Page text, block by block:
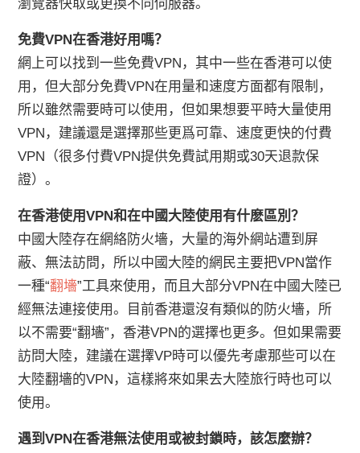
瀏覽器快取或更換不同伺服器。
免費VPN在香港好用嗎？
網上可以找到一些免費VPN，其中一些在香港可以使
用，但大部分免費VPN在用量和速度方面都有限制，
所以雖然需要時可以使用，但如果想要平時大量使用
VPN，建議還是選擇那些更爲可靠、速度更快的付費
VPN（很多付費VPN提供免費試用期或30天退款保
證）。
在香港使用VPN和在中國大陸使用有什麽區別？
中國大陸存在網絡防火墻，大量的海外網站遭到屏
蔽、無法訪問，所以中國大陸的網民主要把VPN當作
一種“翻墻”工具來使用，而且大部分VPN在中國大陸已
經無法連接使用。目前香港還沒有類似的防火墻，所
以不需要“翻墻”，香港VPN的選擇也更多。但如果需要
訪問大陸，建議在選擇VP時可以優先考慮那些可以在
大陸翻墻的VPN，這樣將來如果去大陸旅行時也可以
使用。
遇到VPN在香港無法使用或被封鎖時，該怎麼辦？